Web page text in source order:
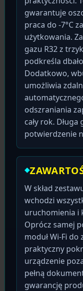
gwarantuje
praca do -7°C
użytkowania.
gazu R32 z
podkreśla
Dodatkowo,
umożliwia
odszraniania
cały rok.
potwierdzenie
W skład
wchodzi
uruchomienia i
Oprócz samej
moduł Wi-Fi
praktyczny
urządzenie
pełną
gwarancję